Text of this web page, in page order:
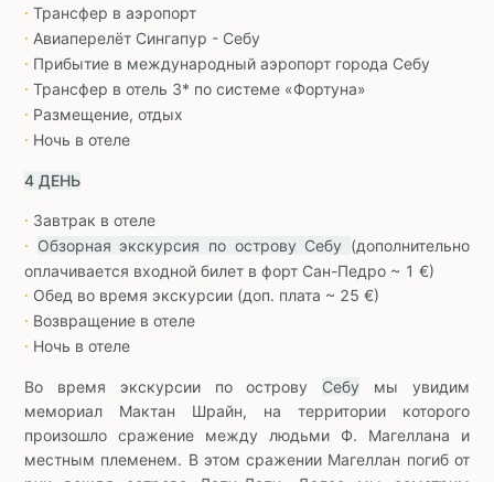
∙ Трансфер в аэропорт
∙ Авиаперелёт Сингапур - Себу
∙ Прибытие в международный аэропорт города Себу
∙ Трансфер в отель 3* по системе «Фортуна»
∙ Размещение, отдых
∙ Ночь в отеле
4 ДЕНЬ
∙ Завтрак в отеле
∙ Обзорная экскурсия по острову Себу (дополнительно
оплачивается входной билет в форт Сан-Педро ~ 1 €)
∙ Обед во время экскурсии (доп. плата ~ 25 €)
∙ Возвращение в отеле
∙ Ночь в отеле
Во время экскурсии по острову Себу мы увидим
мемориал Мактан Шрайн, на территории которого
произошло сражение между людьми Ф. Магеллана и
местным племенем. В этом сражении Магеллан погиб от